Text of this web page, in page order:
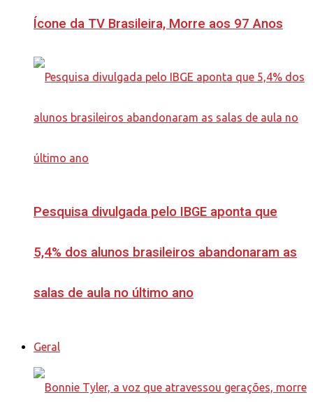
Ícone da TV Brasileira, Morre aos 97 Anos
Pesquisa divulgada pelo IBGE aponta que
5,4% dos alunos brasileiros abandonaram as
salas de aula no último ano
Geral